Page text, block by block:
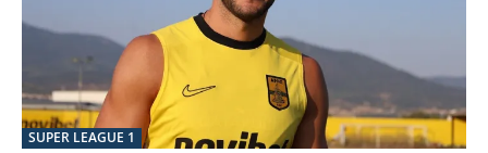
SUPER LEAGUE 1